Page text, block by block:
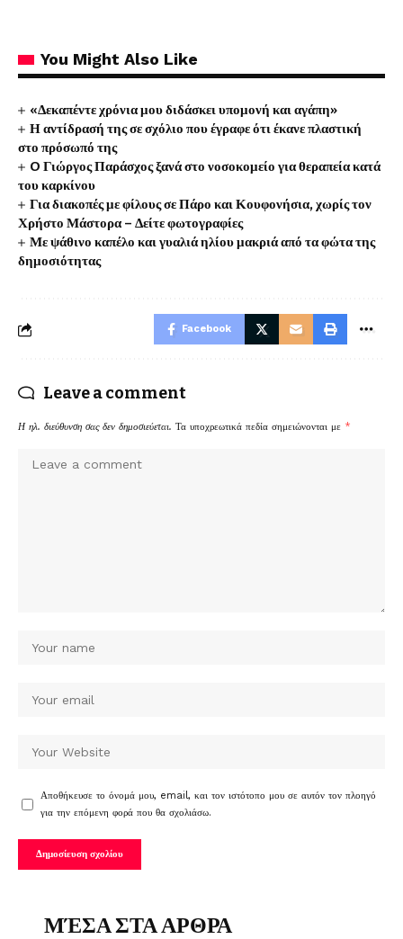
You Might Also Like
«Δεκαπέντε χρόνια μου διδάσκει υπομονή και αγάπη»
Η αντίδρασή της σε σχόλιο που έγραφε ότι έκανε πλαστική
στο πρόσωπό της
O Γιώργος Παράσχος ξανά στο νοσοκομείο για θεραπεία κατά
του καρκίνου
Για διακοπές με φίλους σε Πάρο και Κουφονήσια, χωρίς τον
Χρήστο Μάστορα – Δείτε φωτογραφίες
Με ψάθινο καπέλο και γυαλιά ηλίου μακριά από τα φώτα της
δημοσιότητας
Facebook
Leave a comment
Η ηλ. διεύθυνση σας δεν δημοσιεύεται. Τα υποχρεωτικά πεδία σημειώνονται με *
Αποθήκευσε το όνομά μου, email, και τον ιστότοπο μου σε αυτόν τον πλοηγό
για την επόμενη φορά που θα σχολιάσω.
ΜΈΣΑ ΣΤΑ ΑΡΘΡΑ